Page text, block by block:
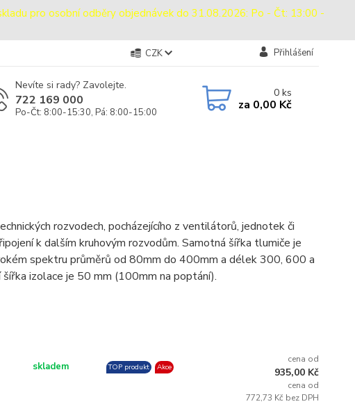
pro osobní odběry objednávek do 31.08.2026: Po - Čt: 13:00 -
CZK Přihlášení
Nevíte si rady? Zavolejte.
722 169 000
Po-Čt: 8:00-15:30, Pá: 8:00-15:00
0ks
za 0,00 Kč
rozvodech, pocházejícího z ventilátorů, jednotek či
k dalším kruhovým rozvodům. Samotná šířka tlumiče je
spektru průměrů od 80mm do 400mm a délek 300, 600 a
izolace je 50 mm (100mm na poptání).
skladem TOP produkt Akce
cena od
935,00 Kč
cena od
772,73 Kč bez DPH